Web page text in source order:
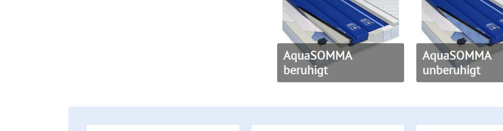
AquaSOMMA
beruhigt
AquaSOMMA
unberuhigt